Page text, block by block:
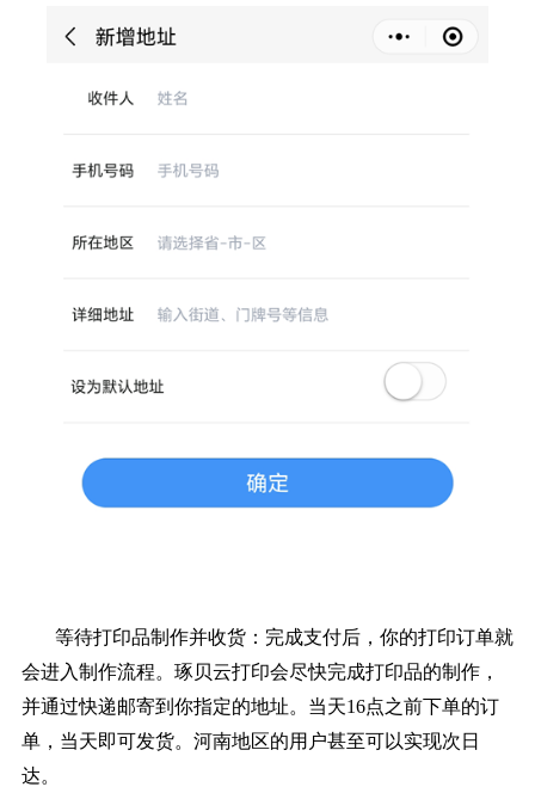
等待打印品制作并收货：完成支付后，你的打印订单就
会进入制作流程。琢贝云打印会尽快完成打印品的制作，
并通过快递邮寄到你指定的地址。当天16点之前下单的订
单，当天即可发货。河南地区的用户甚至可以实现次日
达。